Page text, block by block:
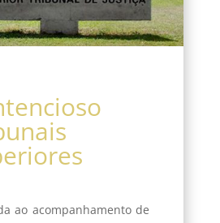
ao acompanhamento de